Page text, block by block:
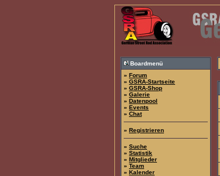
Boardmenü
» Forum
» GSRA-Startseite
» GSRA-Shop
» Galerie
» Datenpool
» Events
» Chat
» Registrieren
» Suche
» Statistik
» Mitglieder
» Team
» Kalender